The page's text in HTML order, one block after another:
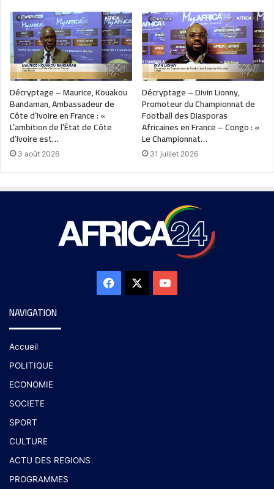
Décryptage – Maurice, Kouakou
Bandaman, Ambassadeur de
Côte d’Ivoire en France : «
L’ambition de l’État de Côte
d’Ivoire est…
3 août 2026
Décryptage – Divin Lionny,
Promoteur du Championnat de
Football des Diasporas
Africaines en France – Congo : «
Le Championnat…
31 juillet 2026
NAVIGATION
Accueil
POLITIQUE
ECONOMIE
SOCIETE
SPORT
CULTURE
ACTU DES REGIONS
PROGRAMMES